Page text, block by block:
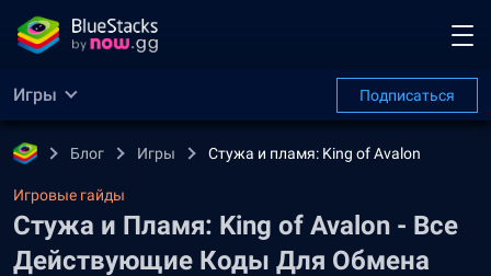
Игры Подписаться
Блог Игры Стужа и пламя: King of Avalon
Игровые гайды
Стужа и Пламя: King of Avalon - Все
Действующие Коды Для Обмена